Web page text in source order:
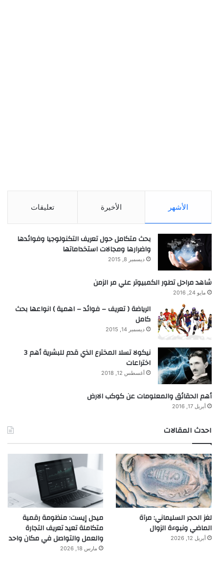
الأشهر الأخيرة تعليقات
بحث متكامل حول تعريف التكنولوجيا وفوائدها
واضرارها ومجالات استخداماتها
ديسمبر 8, 2015
شاهد مراحل تطور الكمبيوتر علي مر الزمن
مايو 24, 2016
الرياضة ( تعريف – فوائد – اهمية ) انواعها بحث
كامل
ديسمبر 14, 2015
نيكولا تسلا المخترع الذي قدم للبشرية أهم 3
اختراعات
أغسطس 12, 2018
أهم الحقائق والمعلومات عن كوكب الارض
أبريل 17, 2016
احدث المقالات
لغز الحجر السليماني: مرآة
الماضي ونبوءة الزوال
أبريل 12, 2026
ميدل إيست: منظومة رقمية
متكاملة تعيد تعريف التجارة
والعمل والتواصل في مكان واحد
مارس 18, 2026